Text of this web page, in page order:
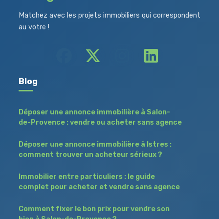
Matchez avec les projets immobiliers qui correspondent
au votre !
Blog
Déposer une annonce immobilière à Salon-
de-Provence : vendre ou acheter sans agence
Déposer une annonce immobilière à Istres :
comment trouver un acheteur sérieux ?
Immobilier entre particuliers : le guide
complet pour acheter et vendre sans agence
Comment fixer le bon prix pour vendre son